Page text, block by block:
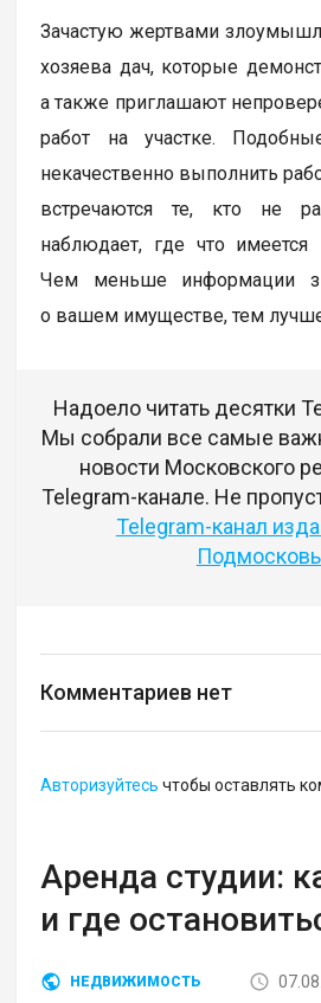
Зачастую жертвами
хозяева дач, которые
а также приглашают
работ на участке.
некачественно выполнить
встречаются те, кто не
наблюдает, где что имеется
Чем меньше информации
о вашем имуществе, тем
Надоело читать десятки
Мы собрали все самые
новости Московского
Telegram-канале. Не
Telegram-канал
Комментариев нет
Авторизуйтесь чтобы оставлять
Аренда студии:
и где
НЕДВИЖИМОСТЬ